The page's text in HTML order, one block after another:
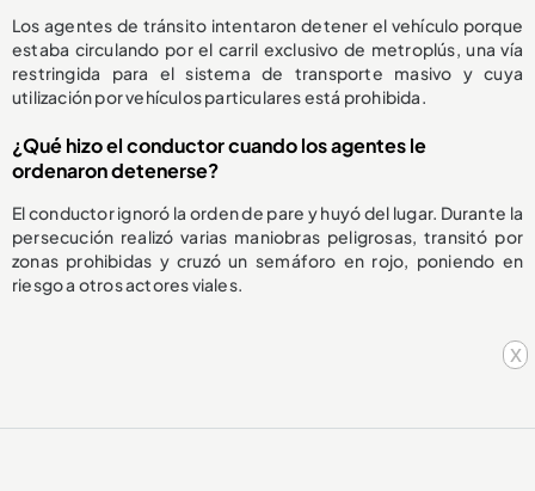
x
Los agentes de tránsito intentaron detener el vehículo porque
estaba circulando por el carril exclusivo de metroplús, una vía
restringida para el sistema de transporte masivo y cuya
utilización por vehículos particulares está prohibida.
¿Qué hizo el conductor cuando los agentes le
ordenaron detenerse?
El conductor ignoró la orden de pare y huyó del lugar. Durante la
persecución realizó varias maniobras peligrosas, transitó por
zonas prohibidas y cruzó un semáforo en rojo, poniendo en
riesgo a otros actores viales.